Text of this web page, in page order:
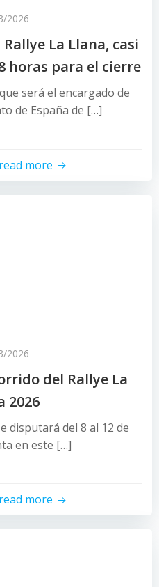
2026
La Llana, casi
horas para el cierre
será el encargado de
de España de […]
read more
2026
del Rallye La
2026
disputará del 8 al 12 de
en este […]
read more